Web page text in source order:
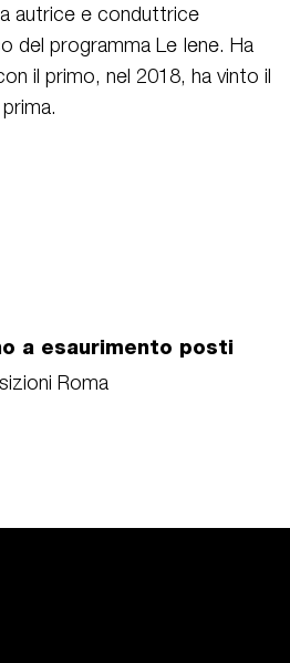
autrice e conduttrice
del programma Le Iene. Ha
il primo, nel 2018, ha vinto il
a esaurimento posti
Roma